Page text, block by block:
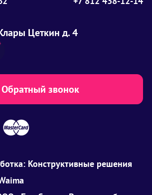
Цеткин д. 4
Обратный звонок
Конструктивные решения